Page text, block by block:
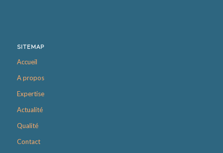
SITEMAP
Accueil
A propos
Expertise
Actualité
Qualité
Contact